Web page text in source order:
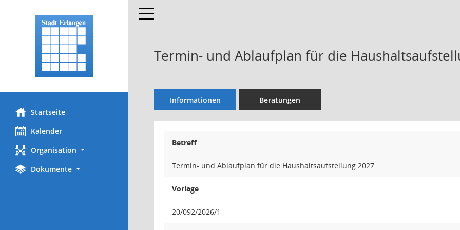
Startseite
Kalender
Organisation
Dokumente
Toggle navigation
Termin- und Ablaufplan für die
Informationen Beratungen
Betreff
Termin- und Ablaufplan für die Haushaltsaufstellung 2027
Vorlage
20/092/2026/1